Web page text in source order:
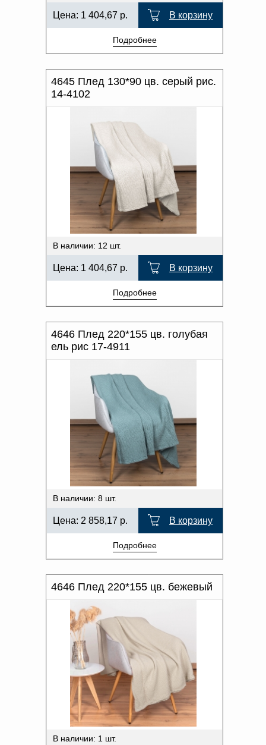
Цена: 1 404,67 р. В корзину
Подробнее
4645 Плед 130*90 цв. серый рис.
14-4102
В наличии: 12 шт.
Цена: 1 404,67 р. В корзину
Подробнее
4646 Плед 220*155 цв. голубая
ель рис 17-4911
В наличии: 8 шт.
Цена: 2 858,17 р. В корзину
Подробнее
4646 Плед 220*155 цв. бежевый
В наличии: 1 шт.